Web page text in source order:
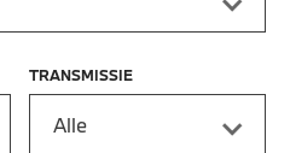
TRANSMISSIE
Alle